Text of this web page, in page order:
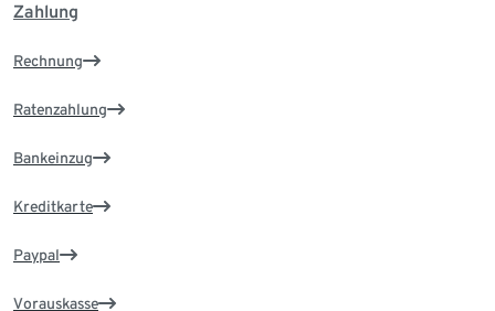
Zahlung
Rechnung
Ratenzahlung
Bankeinzug
Kreditkarte
Paypal
Vorauskasse